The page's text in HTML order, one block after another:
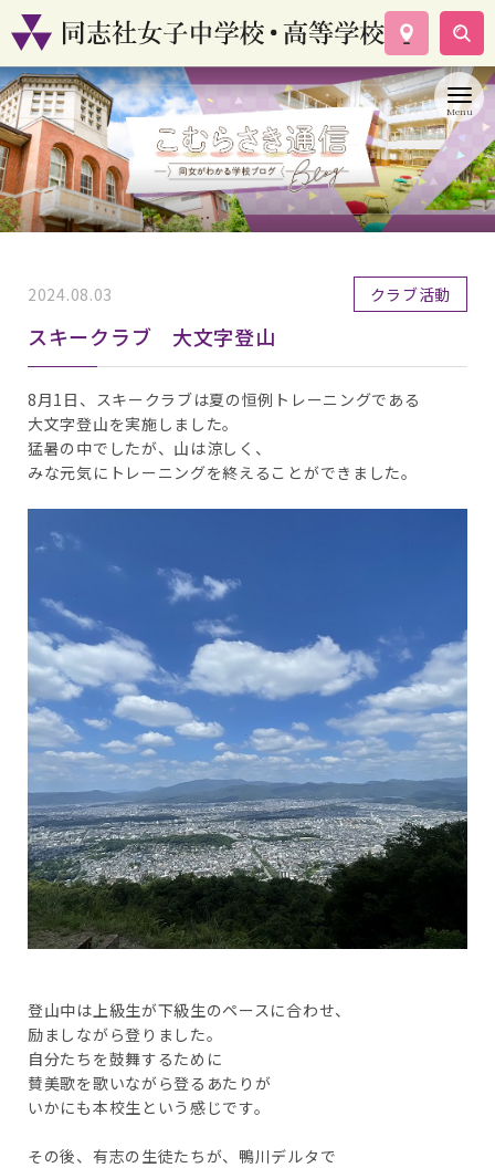
学校案内
コース紹介
学校生活
入試情報
資料請求
2024.08.03 クラブ活動
スキークラブ 大文字登山
8月1日、スキークラブは夏の恒例トレーニングである
大文字登山を実施しました。
猛暑の中でしたが、山は涼しく、
みな元気にトレーニングを終えることができました。
登山中は上級生が下級生のペースに合わせ、
励ましながら登りました。
自分たちを鼓舞するために
賛美歌を歌いながら登るあたりが
いかにも本校生という感じです。
その後、有志の生徒たちが、鴨川デルタで